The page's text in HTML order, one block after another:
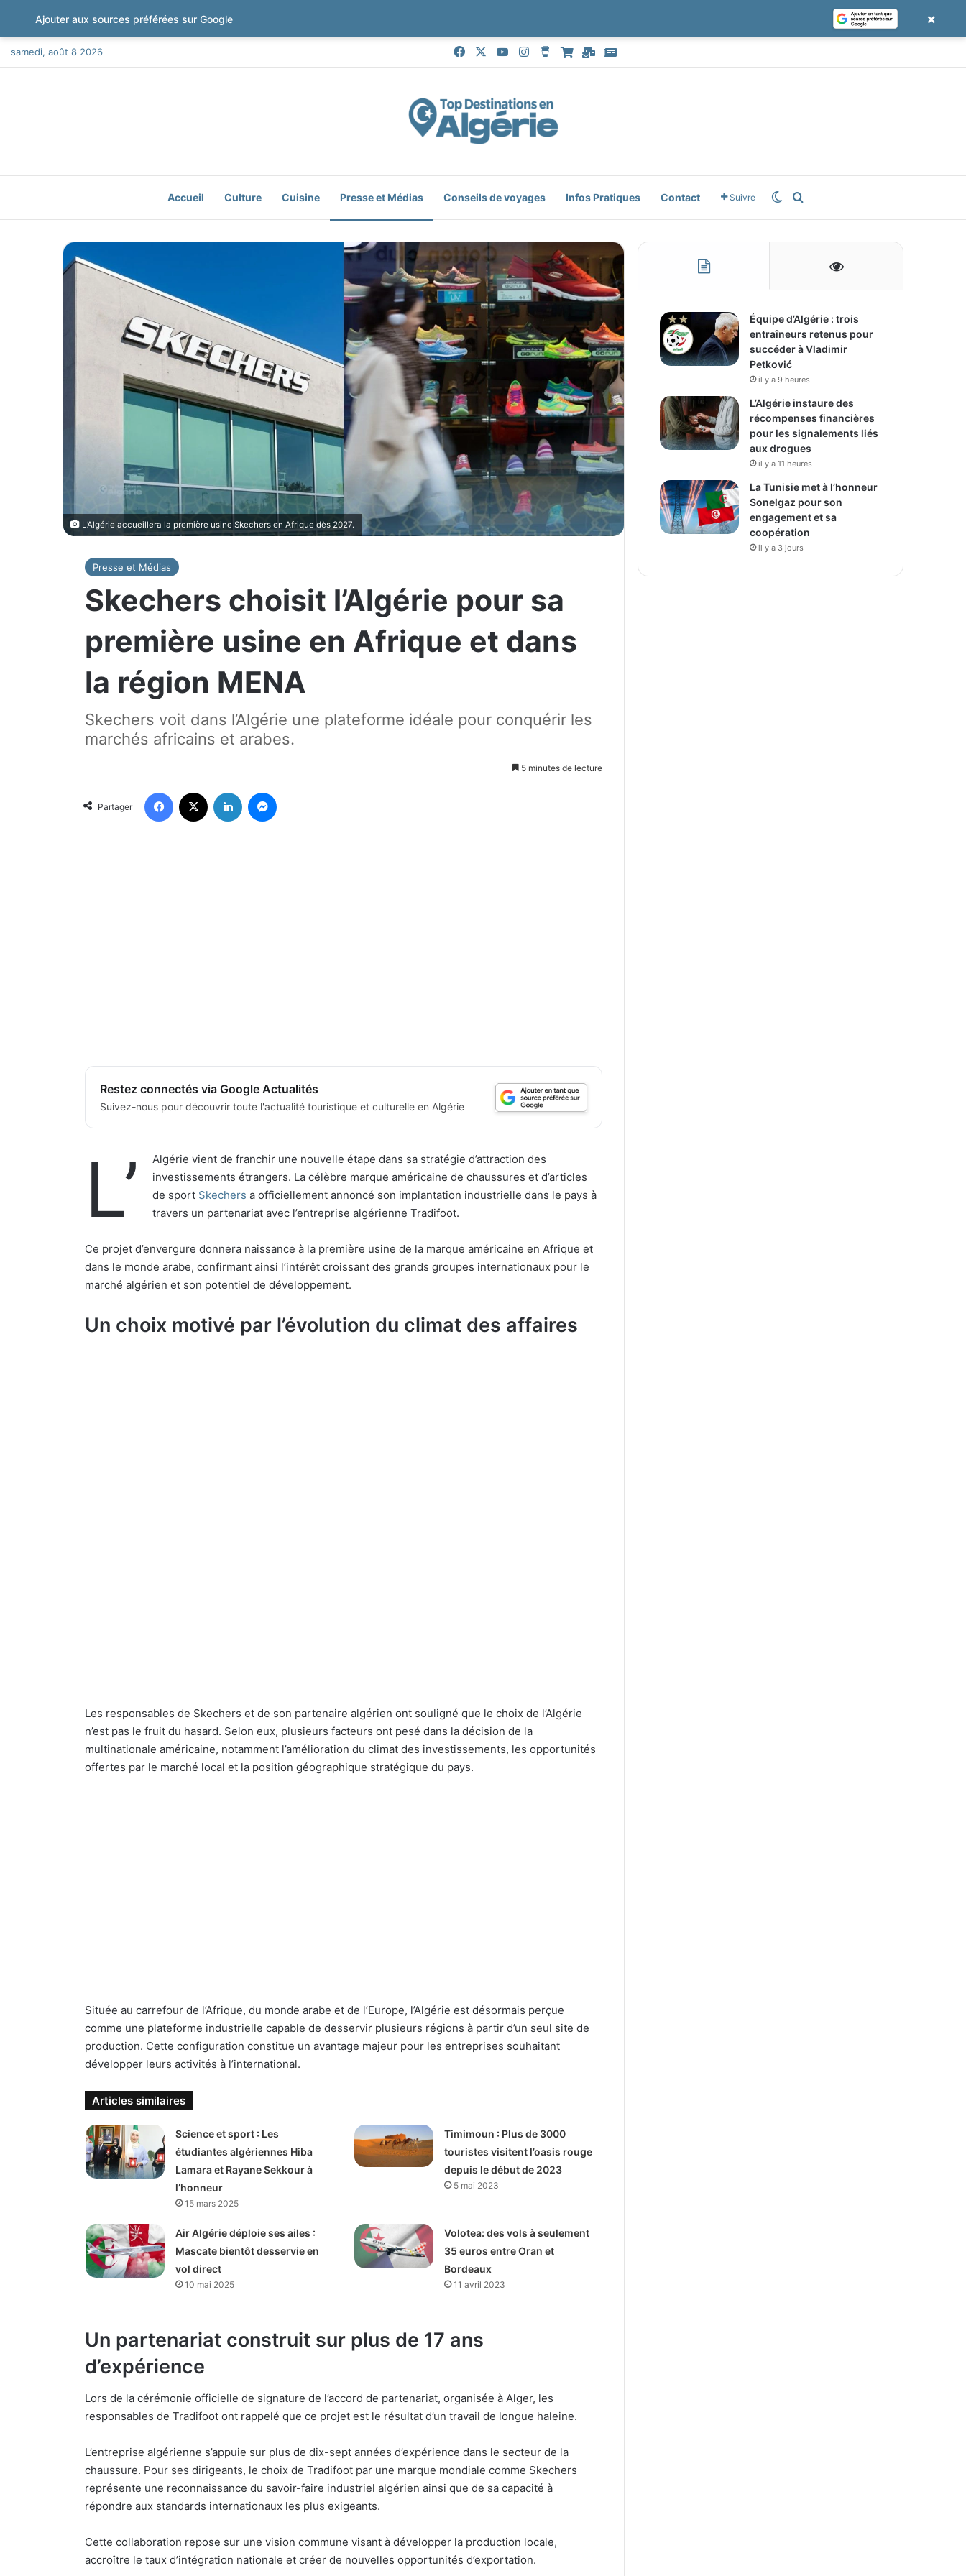
samedi, août 8 2026 FacebookYouTubeInstagramBuy Me a Coffee
Boutique
MailGoogle News
Accueil Culture Cuisine Presse et Médias Conseils de voyages Infos Pratiques Contact Suivre Switch skin
L’Algérie accueillera la première usine Skechers en Afrique dès 2027.
Presse et Médias
Skechers choisit l’Algérie pour sa
première usine en Afrique et dans
la région MENA
Skechers voit dans l’Algérie une plateforme idéale pour conquérir les
marchés africains et arabes.
5 minutes de lecture
Partager
Restez connectés via Google Actualités
Suivez-nous pour découvrir toute l'actualité touristique et culturelle en Algérie
L’
Algérie vient de franchir une nouvelle étape dans sa stratégie d’attraction des
investissements étrangers. La célèbre marque américaine de chaussures et d’articles
de sport Skechers a officiellement annoncé son implantation industrielle dans le pays à
travers un partenariat avec l’entreprise algérienne Tradifoot.
Ce projet d’envergure donnera naissance à la première usine de la marque américaine en Afrique et
dans le monde arabe, confirmant ainsi l’intérêt croissant des grands groupes internationaux pour le
marché algérien et son potentiel de développement.
Un choix motivé par l’évolution du climat des affaires
Les responsables de Skechers et de son partenaire algérien ont souligné que le choix de l’Algérie
n’est pas le fruit du hasard. Selon eux, plusieurs facteurs ont pesé dans la décision de la
multinationale américaine, notamment l’amélioration du climat des investissements, les opportunités
offertes par le marché local et la position géographique stratégique du pays.
Située au carrefour de l’Afrique, du monde arabe et de l’Europe, l’Algérie est désormais perçue
comme une plateforme industrielle capable de desservir plusieurs régions à partir d’un seul site de
production. Cette configuration constitue un avantage majeur pour les entreprises souhaitant
développer leurs activités à l’international.
Articles similaires
Science et sport : Les
étudiantes algériennes Hiba
Lamara et Rayane Sekkour à
l’honneur
15 mars 2025
Timimoun : Plus de 3000
touristes visitent l’oasis rouge
depuis le début de 2023
5 mai 2023
Air Algérie déploie ses ailes :
Mascate bientôt desservie en
vol direct
10 mai 2025
Volotea: des vols à seulement
35 euros entre Oran et
Bordeaux
11 avril 2023
Un partenariat construit sur plus de 17 ans
d’expérience
Lors de la cérémonie officielle de signature de l’accord de partenariat, organisée à Alger, les
responsables de Tradifoot ont rappelé que ce projet est le résultat d’un travail de longue haleine.
L’entreprise algérienne s’appuie sur plus de dix-sept années d’expérience dans le secteur de la
chaussure. Pour ses dirigeants, le choix de Tradifoot par une marque mondiale comme Skechers
représente une reconnaissance du savoir-faire industriel algérien ainsi que de sa capacité à
répondre aux standards internationaux les plus exigeants.
Cette collaboration repose sur une vision commune visant à développer la production locale,
accroître le taux d’intégration nationale et créer de nouvelles opportunités d’exportation.
Équipe d’Algérie : trois
entraîneurs retenus pour
succéder à Vladimir
Petković
il y a 9 heures
L’Algérie instaure des
récompenses financières
pour les signalements liés
aux drogues
il y a 11 heures
La Tunisie met à l’honneur
Sonelgaz pour son
engagement et sa
coopération
il y a 3 jours
Ajouter aux sources préférées sur Google ×